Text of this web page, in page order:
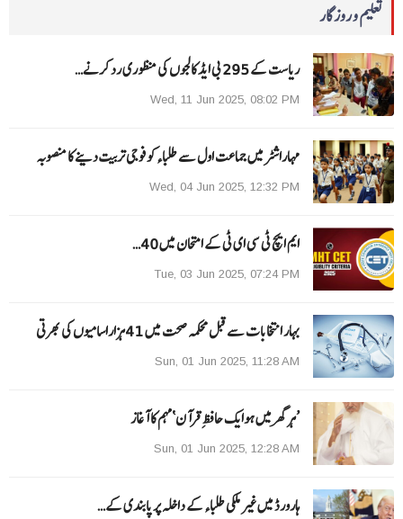
تعلیم و روزگار
ریاست کے 295 بی ایڈ کالجوں کی منظوری رد کرنے…
Wed, 11 Jun 2025, 08:02 PM
مہاراشٹرمیں جماعت اول سے طلباءکو فوجی تربیت دینے کا منصوبہ
Wed, 04 Jun 2025, 12:32 PM
ایم ایچ ٹی سی ای ٹی کے امتحان میں 40…
Tue, 03 Jun 2025, 07:24 PM
بہار انتخابات سے قبل محکمہ صحت میں 41ہزاراسامیوں کی بھرتی
Sun, 01 Jun 2025, 11:28 AM
’ہر گھر میں ہوایک حافظِ قرآن‘مہم کا آغاز
Sun, 01 Jun 2025, 12:28 AM
ہارورڈ میں غیر ملکی طلباء کے داخلہ پر پابندی کے…